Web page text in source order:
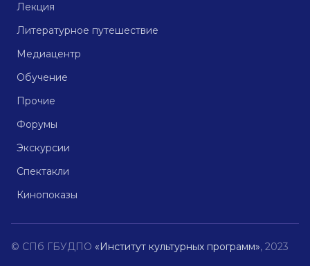
Лекция
Литературное путешествие
Медиацентр
Обучение
Прочие
Форумы
Экскурсии
Спектакли
Кинопоказы
© СПб ГБУДПО «Институт культурных программ», 2023